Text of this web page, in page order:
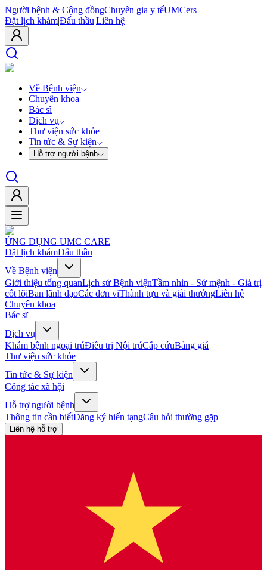
Người bệnh & Cộng đồngChuyên gia y tếUMCers
Đặt lịch khám|Đấu thầu|Liên hệ
Về Bệnh viện
Chuyên khoa
Bác sĩ
Dịch vụ
Thư viện sức khỏe
Tin tức & Sự kiện
Hỗ trợ người bệnh
ỨNG DỤNG UMC CARE
Đặt lịch khámĐấu thầu
Về Bệnh viện
Giới thiệu tổng quanLịch sử Bệnh việnTầm nhìn - Sứ mệnh - Giá trị
cốt lõiBan lãnh đạoCác đơn vịThành tựu và giải thưởngLiên hệ
Chuyên khoa
Bác sĩ
Dịch vụ
Khám bệnh ngoại trúĐiều trị Nội trúCấp cứuBảng giá
Thư viện sức khỏe
Tin tức & Sự kiện
Công tác xã hội
Hỗ trợ người bệnh
Thông tin cần biếtĐăng ký hiến tạngCâu hỏi thường gặp
Liên hệ hỗ trợ